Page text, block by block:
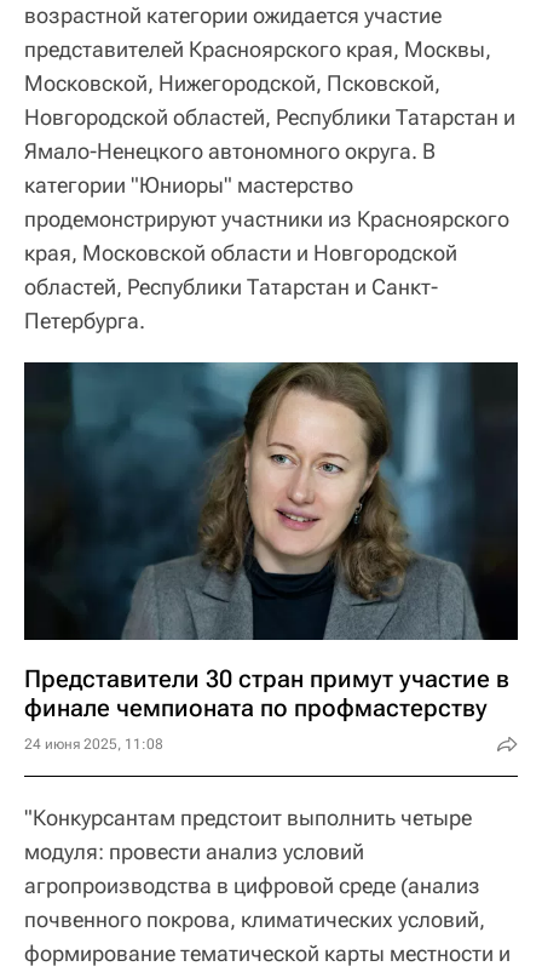
возрастной категории ожидается участие
представителей Красноярского края, Москвы,
Московской, Нижегородской, Псковской,
Новгородской областей, Республики Татарстан и
Ямало-Ненецкого автономного округа. В
категории "Юниоры" мастерство
продемонстрируют участники из Красноярского
края, Московской области и Новгородской
областей, Республики Татарстан и Санкт-
Петербурга.
Представители 30 стран примут участие в
финале чемпионата по профмастерству
24 июня 2025, 11:08
"Конкурсантам предстоит выполнить четыре
модуля: провести анализ условий
агропроизводства в цифровой среде (анализ
почвенного покрова, климатических условий,
формирование тематической карты местности и